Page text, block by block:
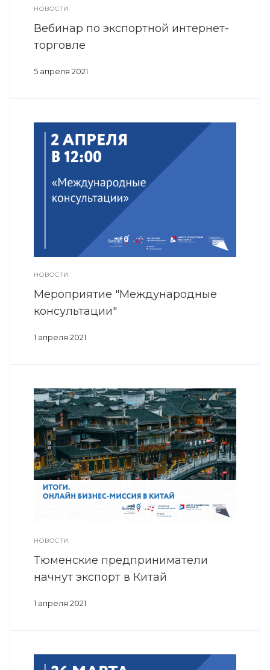
НОВОСТИ
Вебинар по экспортной интернет-
торговле
5 апреля 2021
НОВОСТИ
Мероприятие "Международные
консультации"
1 апреля 2021
НОВОСТИ
Тюменские предприниматели
начнут экспорт в Китай
1 апреля 2021